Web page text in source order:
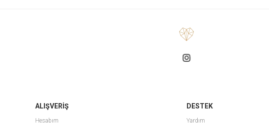
ALIŞVERİŞ
Hesabım
DESTEK
Yardım